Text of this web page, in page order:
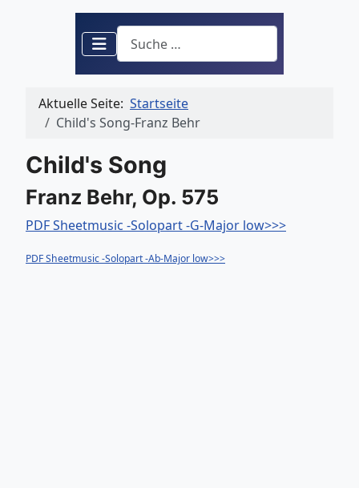
Suchen
Aktuelle Seite: Startseite
Child's Song-Franz Behr
Child's Song
Franz Behr, Op. 575
PDF Sheetmusic -Solopart -G-Major low>>>
PDF Sheetmusic -Solopart -Ab-Major low>>>